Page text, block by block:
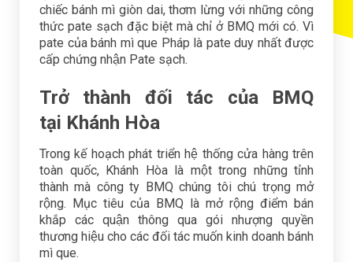
chiếc bánh mì giòn dai, thơm lừng với những công
thức pate sạch đặc biệt mà chỉ ở BMQ mới có. Vì
pate của bánh mì que Pháp là pate duy nhất được
cấp chứng nhận Pate sạch.
Trở thành đối tác của BMQ
tại Khánh Hòa
Trong kế hoạch phát triển hệ thống cửa hàng trên
toàn quốc, Khánh Hòa là một trong những tỉnh
thành mà công ty BMQ chúng tôi chú trọng mở
rộng. Mục tiêu của BMQ là mở rộng điểm bán
khắp các quận thông qua gói nhượng quyền
thương hiệu cho các đối tác muốn kinh doanh bánh
mì que.